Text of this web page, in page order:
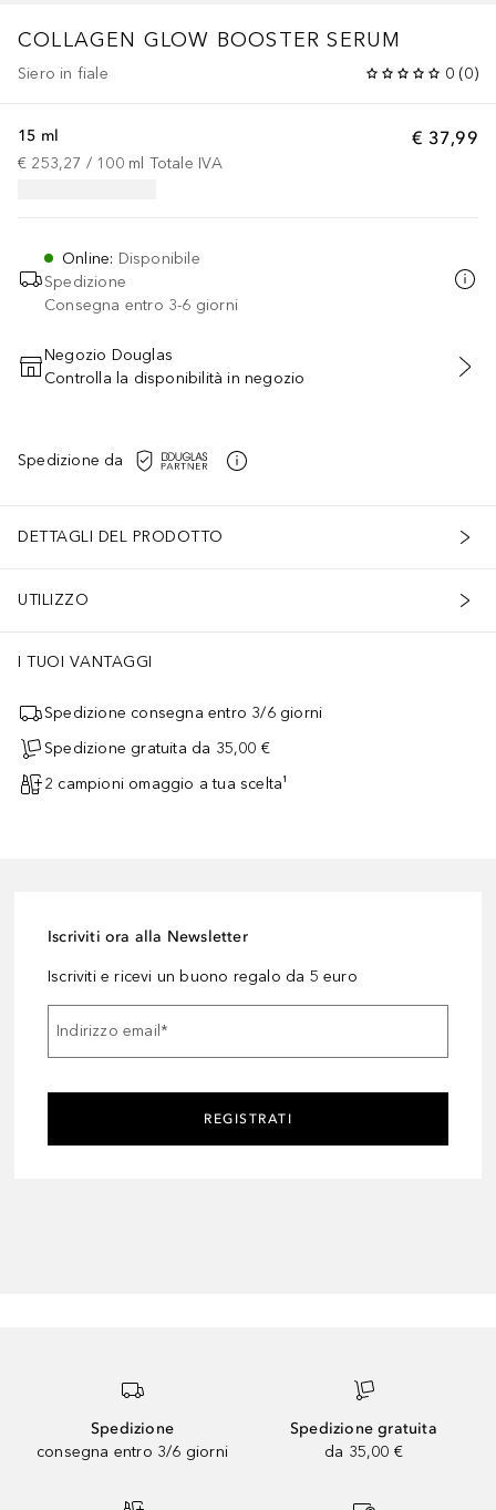
COLLAGEN GLOW BOOSTER SERUM
Siero in fiale 0 (0)
€ 37,99
15 ml
€ 253,27 / 100 ml Totale IVA
Online: Disponibile
Spedizione
Consegna entro 3-6 giorni
AGGIUNGI AL CARRELLO
Negozio Douglas
Controlla la disponibilità in negozio
Spedizione da
DETTAGLI DEL PRODOTTO
UTILIZZO
nutre e rigenera.
I TUOI VANTAGGI
Spedizione consegna entro 3/6 giorni
Spedizione gratuita da 35,00 €
2 campioni omaggio a tua scelta¹
Iscriviti ora alla Newsletter
Iscriviti e ricevi un buono regalo da 5 euro
Indirizzo email*
REGISTRATI
Spedizione
consegna entro 3/6 giorni
Spedizione gratuita
da 35,00 €